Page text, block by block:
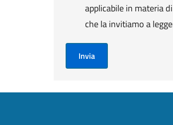
applicabile in materia
che la invitiamo a
Invia